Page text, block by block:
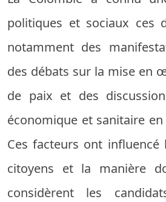
politiques et sociaux ces
notamment des
des débats sur la mise en
de paix et des
économique et sanitaire
Ces facteurs ont influencé
citoyens et la manière
considèrent les